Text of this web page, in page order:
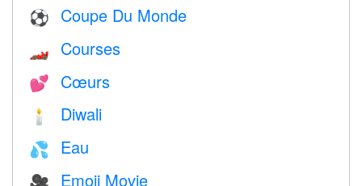
⚽ Coupe Du Monde
🏎 Courses
💕 Cœurs
🕯 Diwali
💦 Eau
Emoji Movie